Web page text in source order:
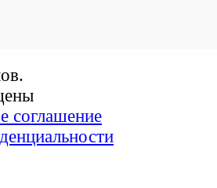
соглашение